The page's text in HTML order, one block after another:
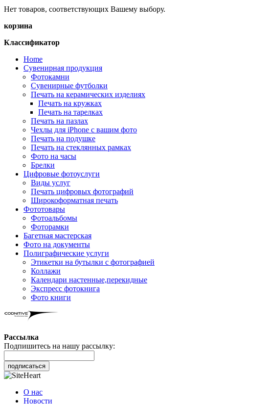
Нет товаров, соответствующих Вашему выбору.
корзина
Классификатор
Home
Сувенирная продукция
Фотокамни
Сувенирные футболки
Печать на керамических изделиях
Печать на кружках
Печать на тарелках
Печать на пазлах
Чехлы для iPhone с вашим фото
Печать на подушке
Печать на стеклянных рамках
Фото на часы
Брелки
Цифровые фотоуслуги
Виды услуг
Печать цифровых фотографий
Широкоформатная печать
Фототовары
Фотоальбомы
Фоторамки
Багетная мастерская
Фото на документы
Полиграфические услуги
Этикетки на бутылки c фотографией
Коллажи
Календари настенные,перекидные
Экспресс фотокнига
Фото книги
Рассылка
Подпишитесь на нашу рассылку:
подписаться
О нас
Новости